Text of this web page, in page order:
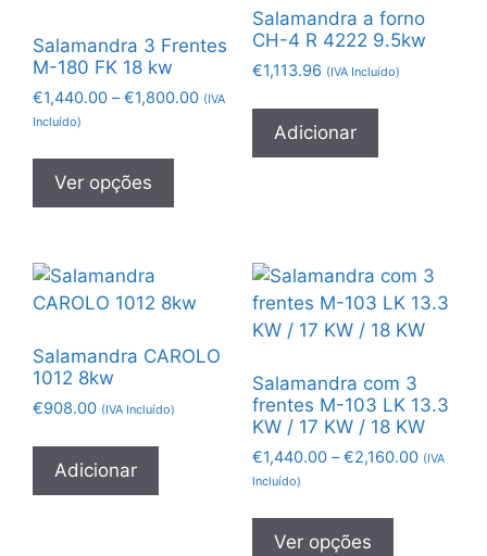
Salamandra 3 Frentes
M-180 FK 18 kw
€1,440.00 – €1,800.00 (IVA
Incluído)
Ver opções
Salamandra a forno
CH-4 R 4222 9.5kw
€1,113.96 (IVA Incluído)
Adicionar
Salamandra CAROLO
1012 8kw
€908.00 (IVA Incluído)
Adicionar
Salamandra com 3
frentes M-103 LK 13.3
KW / 17 KW / 18 KW
€1,440.00 – €2,160.00 (IVA
Incluído)
Ver opções